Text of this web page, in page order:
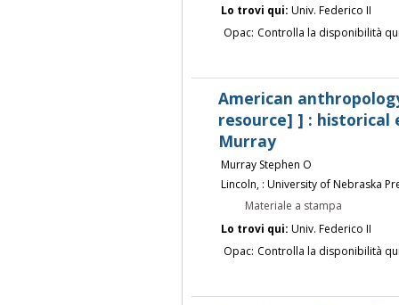
Lo trovi qui: Univ. Federico II
Opac: Controlla la disponibilità
American
resource] ] : historical
Murray
Murray Stephen O
Lincoln, : University of Nebraska
Materiale a stampa
Lo trovi qui: Univ. Federico II
Opac: Controlla la disponibilità